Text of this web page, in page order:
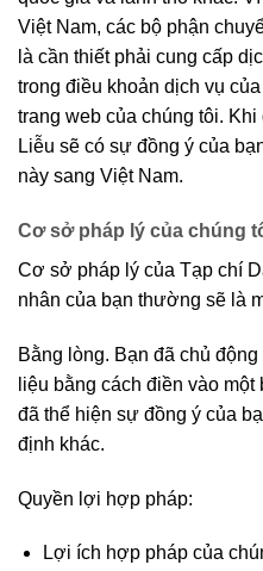
Việt Nam, các bộ phận
là cần thiết phải cung cấp
trong điều khoản dịch vụ
trang web của chúng tôi.
Liễu sẽ có sự đồng ý của
này sang Việt Nam.
Cơ sở pháp lý của chúng
Cơ sở pháp lý của Tạp chí
nhân của bạn thường sẽ là
Bằng lòng. Bạn đã chủ
liệu bằng cách điền vào
đã thể hiện sự đồng ý của
định khác.
Quyền lợi hợp pháp:
Lợi ích hợp pháp của